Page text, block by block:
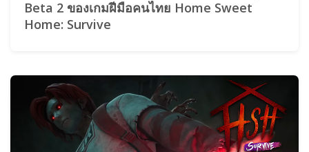
Beta 2 ของเกมฝีมือคนไทย Home Sweet
Home: Survive